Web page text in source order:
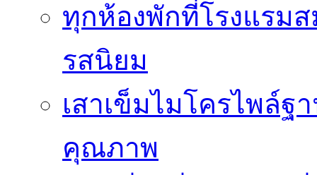
ทุกห้องพักที่โรงแรม
รสนิยม
เสาเข็มไมโครไพล์ฐ
คุณภาพ